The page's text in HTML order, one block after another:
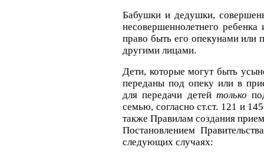
Бабушки и дедушки,
несовершеннолетнего
право быть его опекунами или
другими лицами.
Дети, которые могут быть
переданы под опеку или в
для передачи детей только
семью, согласно ст.ст. 121 и
также Правилам создания
Постановлением
следующих случаях: